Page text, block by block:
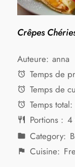
Crêpes
Auteure: anna
Temps de
Temps de
Temps total:
Portions : 4
Category:
Cuisine: